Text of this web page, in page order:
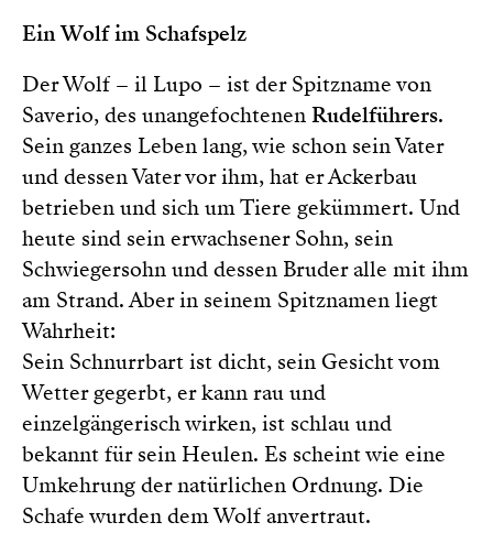
Ein Wolf im Schafspelz
Der Wolf – il Lupo – ist der Spitzname von
Saverio, des unangefochtenenRudelführers.
Sein ganzes Leben lang, wie schon sein Vater
und dessen Vater vor ihm, hat er Ackerbau
betrieben und sich um Tiere gekümmert. Und
heute sind sein erwachsener Sohn, sein
Schwiegersohn und dessen Bruder alle mit ihm
am Strand. Aber in seinem Spitznamen liegt
Wahrheit:
Sein Schnurrbart ist dicht, sein Gesicht vom
Wetter gegerbt, er kann rau und
einzelgängerisch wirken, ist schlau und
bekannt für sein Heulen. Es scheint wie eine
Umkehrung der natürlichen Ordnung. Die
Schafe wurden dem Wolf anvertraut.